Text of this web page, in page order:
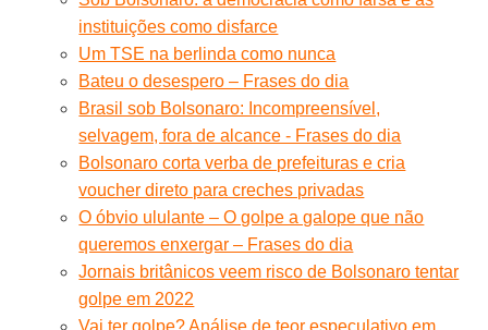
instituições como disfarce
Um TSE na berlinda como nunca
Bateu o desespero – Frases do dia
Brasil sob Bolsonaro: Incompreensível,
selvagem, fora de alcance - Frases do dia
Bolsonaro corta verba de prefeituras e cria
voucher direto para creches privadas
O óbvio ululante – O golpe a galope que não
queremos enxergar – Frases do dia
Jornais britânicos veem risco de Bolsonaro tentar
golpe em 2022
Vai ter golpe? Análise de teor especulativo em